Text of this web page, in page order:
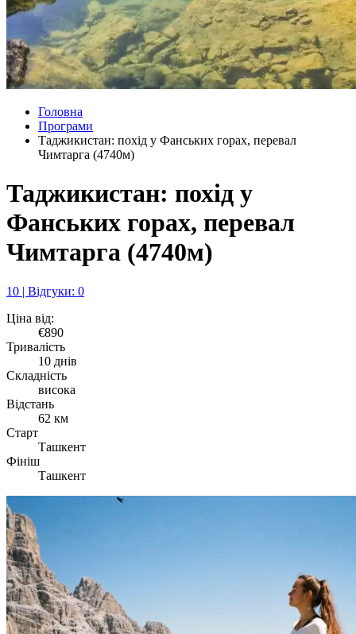
Головна
Програми
Таджикистан: похід у Фанських горах, перевал
Чимтарга (4740м)
Таджикистан: похід у
Фанських горах, перевал
Чимтарга (4740м)
10 | Відгуки: 0
Ціна від:
€890
Тривалість
10 днів
Складність
висока
Відстань
62 км
Старт
Ташкент
Фініш
Ташкент